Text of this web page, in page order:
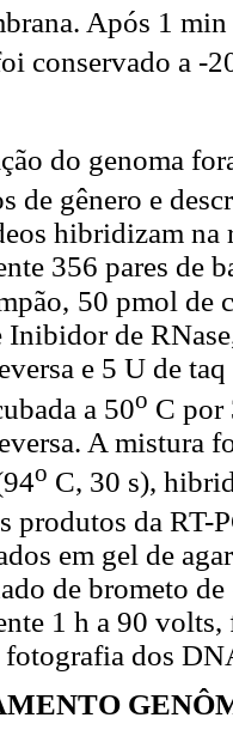
Após 1
conservado a -
do genoma
de gênero e
hibridizam na
356 pares de
50 pmol de
Inibidor de
e 5 U de
a 50o C por
A mistura
o C, 30 s),
produtos da RT-
em gel de
de brometo
1 h a 90
fotografia dos